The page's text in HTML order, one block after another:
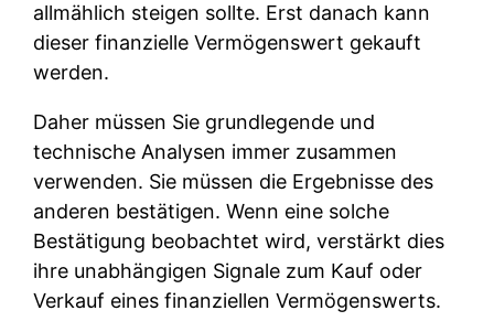
allmählich steigen sollte. Erst danach kann
dieser finanzielle Vermögenswert gekauft
werden.
Daher müssen Sie grundlegende und
technische Analysen immer zusammen
verwenden. Sie müssen die Ergebnisse des
anderen bestätigen. Wenn eine solche
Bestätigung beobachtet wird, verstärkt dies
ihre unabhängigen Signale zum Kauf oder
Verkauf eines finanziellen Vermögenswerts.